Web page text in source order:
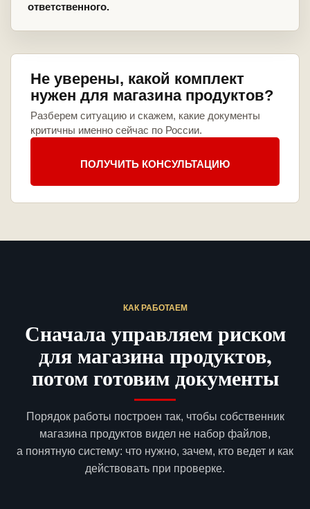
ответственного.
Не уверены, какой комплект
нужен для магазина продуктов?
Разберем ситуацию и скажем, какие документы
критичны именно сейчас по России.
ПОЛУЧИТЬ КОНСУЛЬТАЦИЮ
КАК РАБОТАЕМ
Сначала управляем риском
для магазина продуктов,
потом готовим документы
Порядок работы построен так, чтобы собственник
магазина продуктов видел не набор файлов,
а понятную систему: что нужно, зачем, кто ведет и как
действовать при проверке.